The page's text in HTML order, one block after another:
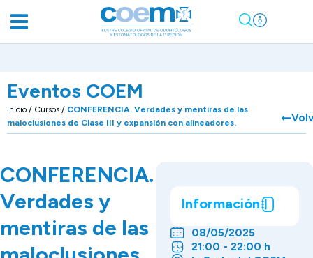
Eventos COEM
Inicio / Cursos / CONFERENCIA. Verdades y mentiras de las
maloclusiones de Clase III y expansión con alineadores.
CONFERENCIA.
Verdades y
mentiras de las
Información
08/05/2025
21:00 - 22:00 h